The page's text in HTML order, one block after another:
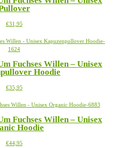
Produktseite
gewählt
auf.
Optionen
auf
gewählt
werden
€31,95Dieses
weist
auf.
Die
können
der
gewählt
werden
Fuchses Willen – Unisex
Hoodie
€35,95Dieses
weist
Varianten
auf.
Optionen
Fuchses Willen – Unisex
Hoodie
€44,95Dieses